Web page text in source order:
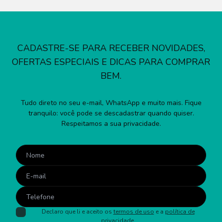
CADASTRE-SE PARA RECEBER NOVIDADES,
OFERTAS ESPECIAIS E DICAS PARA COMPRAR
BEM.
Tudo direto no seu e-mail, WhatsApp e muito mais. Fique
tranquilo: você pode se descadastrar quando quiser.
Respeitamos a sua privacidade.
Declaro que li e aceito os termos de uso e a política de